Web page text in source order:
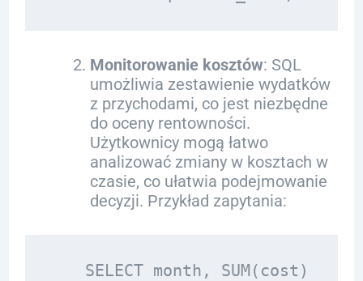
Monitorowanie kosztów: SQL
umożliwia zestawienie wydatków
z przychodami, co jest niezbędne
do oceny rentowności.
Użytkownicy mogą łatwo
analizować zmiany w kosztach w
czasie, co ułatwia podejmowanie
decyzji. Przykład zapytania:
   SELECT month, SUM(cost)